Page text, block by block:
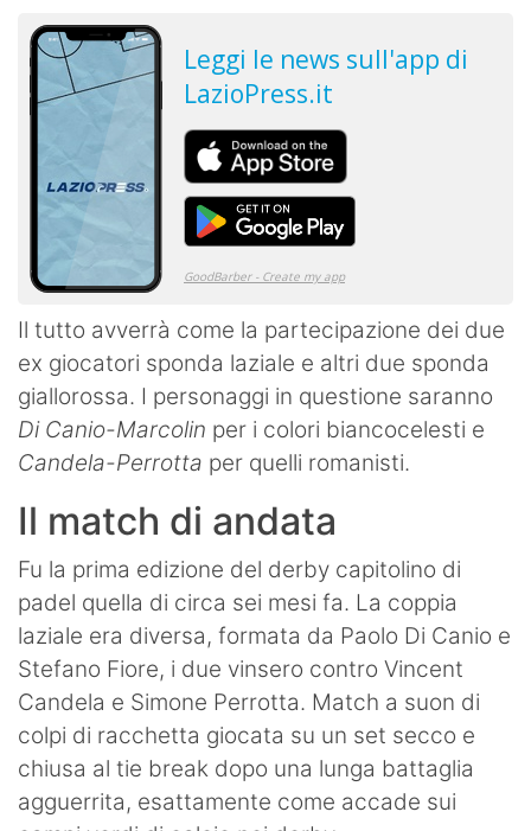
Il tutto avverrà come la partecipazione dei due
ex giocatori sponda laziale e altri due sponda
giallorossa. I personaggi in questione saranno
Di Canio-Marcolin per i colori biancocelesti e
Candela-Perrotta per quelli romanisti.
Il match di andata
Fu la prima edizione del derby capitolino di
padel quella di circa sei mesi fa. La coppia
laziale era diversa, formata da Paolo Di Canio e
Stefano Fiore, i due vinsero contro Vincent
Candela e Simone Perrotta. Match a suon di
colpi di racchetta giocata su un set secco e
chiusa al tie break dopo una lunga battaglia
agguerrita, esattamente come accade sui